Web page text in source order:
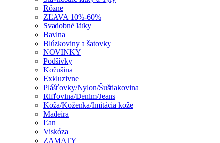
Rôzne
ZĽAVA 10%-60%
Svadobné látky
Bavlna
Blúzkoviny a šatovky
NOVINKY
Podšívky
Kožušina
Exkluzivne
Plášťovky/Nylon/Šuštiakovina
Rifľovina/Denim/Jeans
Koža/Koženka/Imitácia kože
Madeira
Ľan
Viskóza
ZAMATY